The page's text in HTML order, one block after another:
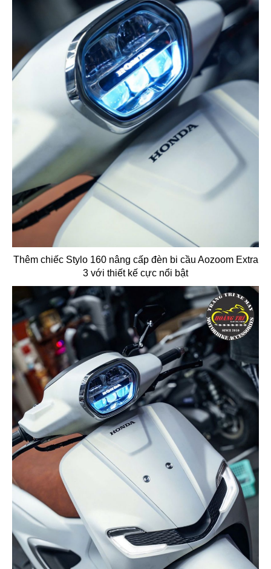
Thêm chiếc Stylo 160 nâng cấp đèn bi cầu Aozoom Extra
3 với thiết kế cực nổi bật